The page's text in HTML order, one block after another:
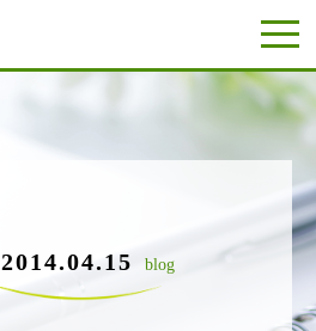
2014.04.15 blog